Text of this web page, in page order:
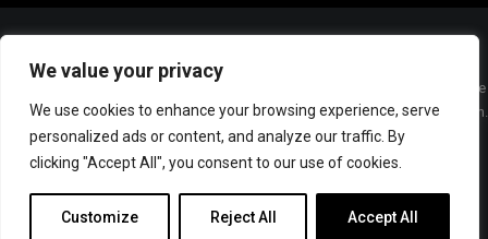
We value your privacy
We use cookies to enhance your browsing experience, serve
personalized ads or content, and analyze our traffic. By
clicking "Accept All", you consent to our use of cookies.
Customize Reject All Accept All
Sede Legale: P.zza San Sepolcro, 2 – 20123 – MILANO (ITALY) – Cap. Sociale
€ 60.000 Int. Vers. – Cod. Fisc./P. IVA e Iscrizione Registro Imprese di Milano n.
07285800962 – R.E.A. MI 1948551 –
© BEWE Srl, tutti i diritti riservati | Privacy policy
Contattaci